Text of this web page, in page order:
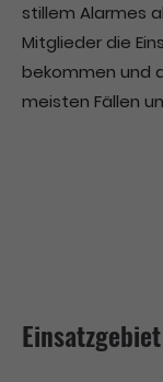
stillem Alarmes
Mitglieder die
bekommen und
meisten Fällen
Einsatzgebiet